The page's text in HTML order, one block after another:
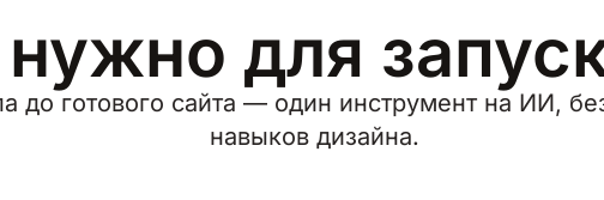
для
до готового сайта — один инструмент на ИИ,
навыков дизайна.